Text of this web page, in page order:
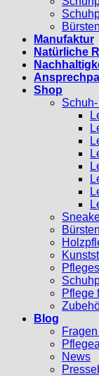
Manufaktur
Natürliche
Shop
Bürsten
Pflege
Blog
News